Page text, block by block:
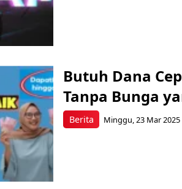
Berita
Butuh Dana
Tanpa Bunga
Minggu, 23 Mar 2025